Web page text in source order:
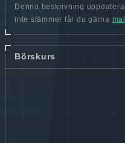
Denna beskrivning
inte stämmer får du gärna
Börskurs